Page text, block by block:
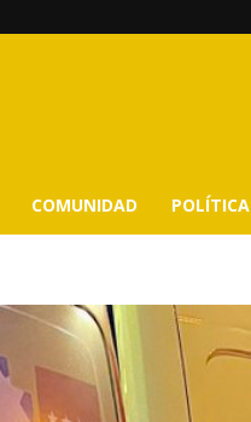
COMUNIDAD POLÍTICA